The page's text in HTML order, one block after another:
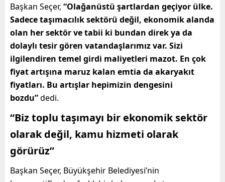
Başkan Seçer, “Olağanüstü şartlardan geçiyor ülke.
Sadece taşımacılık sektörü değil, ekonomik alanda
olan her sektör ve tabii ki bundan direk ya da
dolaylı tesir gören vatandaşlarımız var. Sizi
ilgilendiren temel girdi maliyetleri mazot. En çok
fiyat artışına maruz kalan emtia da akaryakıt
fiyatları. Bu artışlar hepimizin dengesini
bozdu”dedi.
“Biz toplu taşımayı bir ekonomik sektör
olarak değil, kamu hizmeti olarak
görürüz”
Başkan Seçer, Büyükşehir Belediyesi’nin